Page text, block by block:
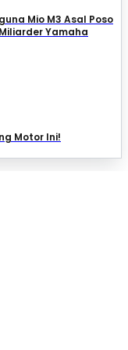
Mio M3 Asal Poso
Yamaha
Motor Ini!